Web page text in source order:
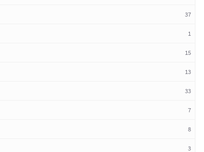
37
1
15
13
33
7
8
3